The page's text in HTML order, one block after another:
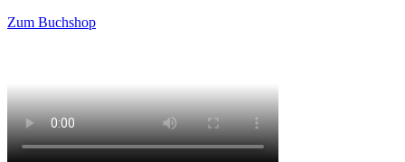
Zum Buchshop